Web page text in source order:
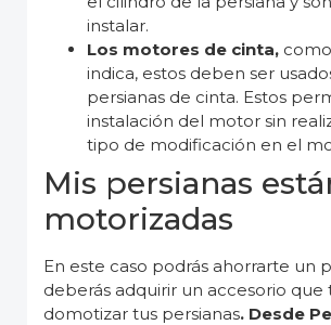
instalar.
Los motores de cinta,
indica, estos deben ser
persianas de cinta. Estos
instalación del motor sin
tipo de modificación en el
Mis persianas
motorizadas
En este caso podrás ahorrarte un
deberás adquirir un accesorio
domotizar tus persianas. Desde